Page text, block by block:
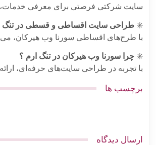
سایت شرکتی فرصتی برای معرفی خدمات،
✳️ طراحی سایت اقساطی و قسطی در تنگ
با طرح‌های اقساطی سورنا وب هیرکان،
✳️ چرا سورنا وب هیرکان در تنگ ارم ؟
با تجربه در طراحی سایت‌های حرفه‌ای، ارائه
برچسب ها
ارسال دیدگاه